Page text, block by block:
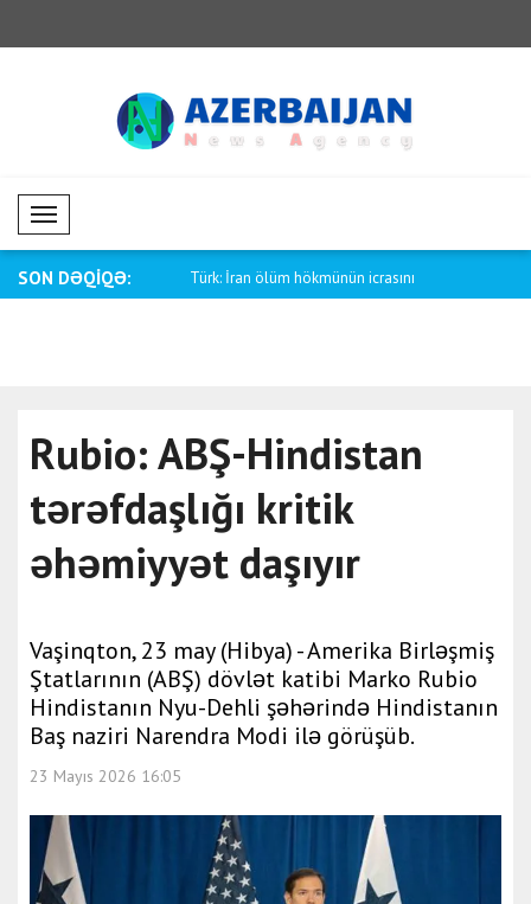
Mobil Menü
SON DƏQİQƏ:
ballistik imkanları.. Türk: İran ölüm hökmünün icrasını
Rubio: ABŞ-Hindistan
tərəfdaşlığı kritik
əhəmiyyət daşıyır
Vaşinqton, 23 may (Hibya) - Amerika Birləşmiş
Ştatlarının (ABŞ) dövlət katibi Marko Rubio
Hindistanın Nyu-Dehli şəhərində Hindistanın
Baş naziri Narendra Modi ilə görüşüb.
23 Mayıs 2026 16:05